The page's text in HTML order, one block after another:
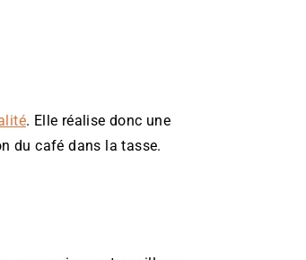
. Elle réalise donc une
du café dans la tasse.